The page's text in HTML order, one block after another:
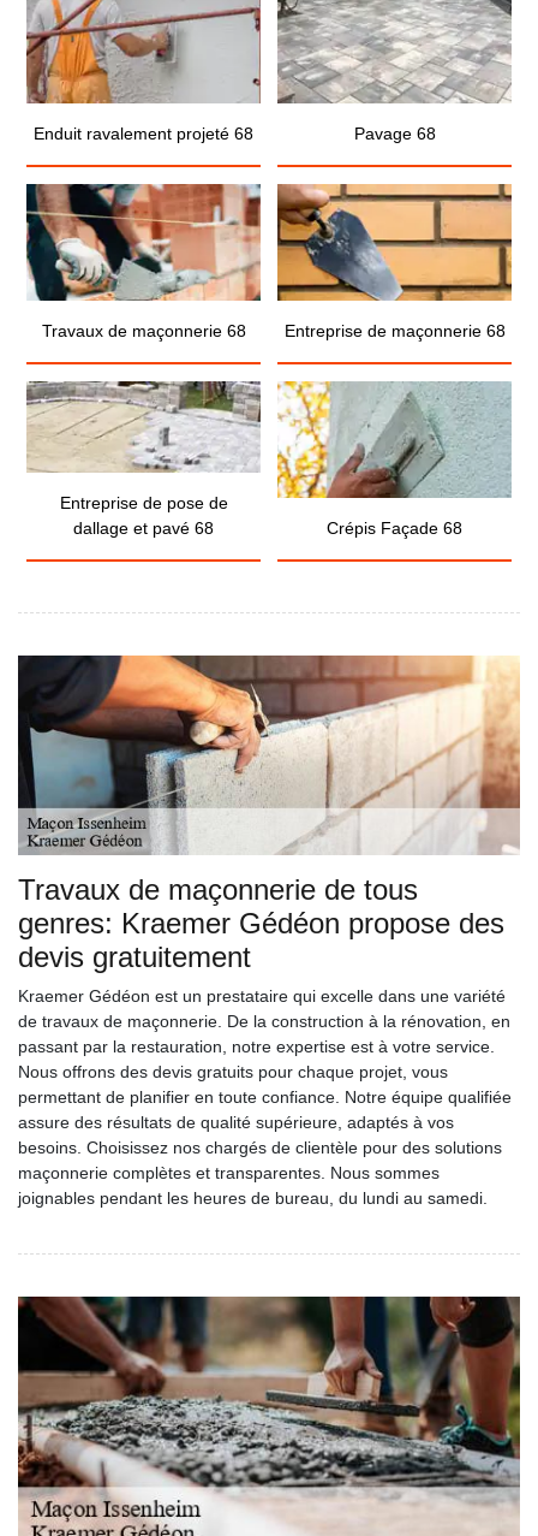
Enduit ravalement projeté 68 Pavage 68
Travaux de maçonnerie 68 Entreprise de maçonnerie 68
Entreprise de pose de
dallage et pavé 68
Crépis Façade 68
Travaux de maçonnerie de tous
genres: Kraemer Gédéon propose des
devis gratuitement
Kraemer Gédéon est un prestataire qui excelle dans une variété
de travaux de maçonnerie. De la construction à la rénovation, en
passant par la restauration, notre expertise est à votre service.
Nous offrons des devis gratuits pour chaque projet, vous
permettant de planifier en toute confiance. Notre équipe qualifiée
assure des résultats de qualité supérieure, adaptés à vos
besoins. Choisissez nos chargés de clientèle pour des solutions
maçonnerie complètes et transparentes. Nous sommes
joignables pendant les heures de bureau, du lundi au samedi.